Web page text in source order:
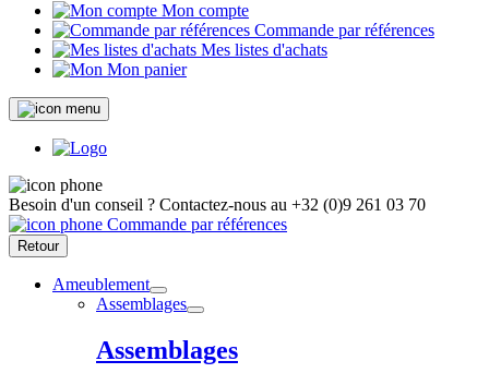
Mon compte
Commande par références
Mes listes d'achats
Mon panier
Besoin d'un conseil ? Contactez-nous au +32 (0)9 261 03 70
Commande par références
Retour
Ameublement
Assemblages
Assemblages